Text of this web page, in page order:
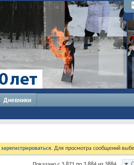
Дневники
зарегистрироваться. Для просмотра сообщений